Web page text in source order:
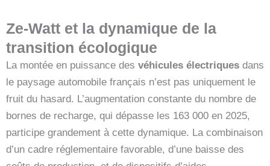
Ze-Watt et la dynamique de la
transition écologique
La montée en puissance des véhicules électriques dans
le paysage automobile français n’est pas uniquement le
fruit du hasard. L’augmentation constante du nombre de
bornes de recharge, qui dépasse les 163 000 en 2025,
participe grandement à cette dynamique. La combinaison
d’un cadre réglementaire favorable, d’une baisse des